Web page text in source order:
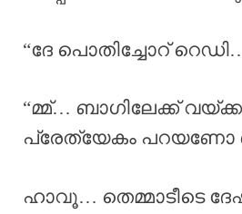
“ദേ പൊതിച്ചോറ്
“മ്മ്… ബാഗിലേക്ക്
പ്രേത്യേകം പറയണോ
ഹാവൂ… തെമ്മാടീടെ